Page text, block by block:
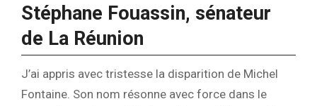
Stéphane Fouassin, sénateur
de La Réunion
J’ai appris avec tristesse la disparition de Michel
Fontaine. Son nom résonne avec force dans le